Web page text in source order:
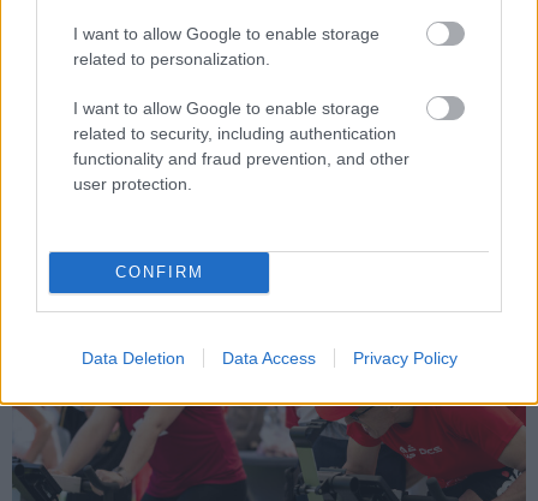
I want to allow Google to enable storage
related to personalization.
I want to allow Google to enable storage
related to security, including authentication
functionality and fraud prevention, and other
user protection.
CONFIRM
Data Deletion Data Access Privacy Policy
Március 27-én, csütörtökön érkezik a magyarországi mozikba a
animációs sci-fi paródia - közölte a produkció az MTI-vel
kedden.